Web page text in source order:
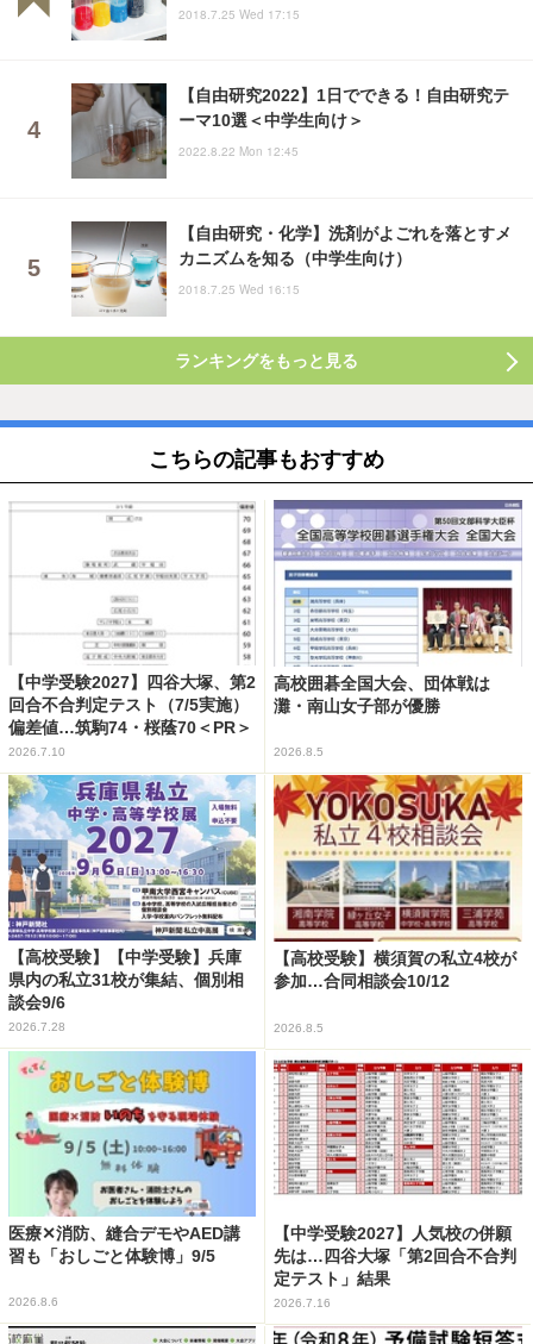
2018.7.25 Wed 17:15
【自由研究2022】1日でできる！自由研究テ
ーマ10選＜中学生向け＞
2022.8.22 Mon 12:45
【自由研究・化学】洗剤がよごれを落とすメ
カニズムを知る（中学生向け）
2018.7.25 Wed 16:15
ランキングをもっと見る
こちらの記事もおすすめ
【中学受験2027】四谷大塚、第2
回合不合判定テスト（7/5実施）
偏差値…筑駒74・桜蔭70＜PR＞
2026.7.10
高校囲碁全国大会、団体戦は
灘・南山女子部が優勝
2026.8.5
【高校受験】【中学受験】兵庫
県内の私立31校が集結、個別相
談会9/6
2026.7.28
【高校受験】横須賀の私立4校が
参加…合同相談会10/12
2026.8.5
医療✕消防、縫合デモやAED講
習も「おしごと体験博」9/5
2026.8.6
【中学受験2027】人気校の併願
先は…四谷大塚「第2回合不合判
定テスト」結果
2026.7.16